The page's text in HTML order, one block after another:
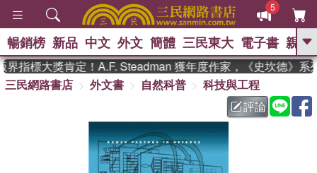
5
GO
熱搜： 東野圭吾 、 高希均教授回憶錄
父親節 、 如果歷
暑期推薦 、 國際布克
獎 臺灣漫遊錄 、 方念華
登輝時代 、 數學女孩：黎曼猜想
偉大的迷走神經
暢銷榜 新品 中文 外文 簡體 三民東大 電子書 親子
指標大獎肯定！A.F. Steadman 獲年度作家，《史坎德》系
三民網路書店
外文書 自然科普
科技與工程
評論